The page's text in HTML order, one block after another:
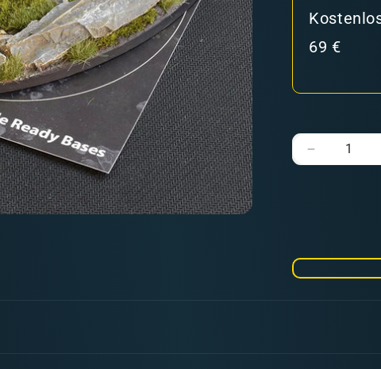
69 €
Verringere
Base
in den Versandkosten